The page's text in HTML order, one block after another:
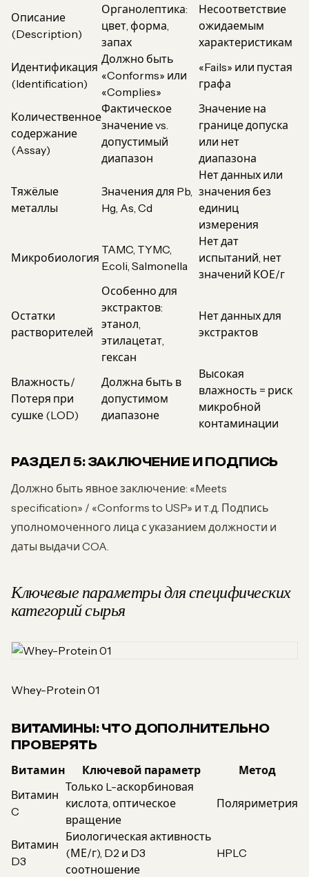
Описание
(Description)
Органолептика:
цвет, форма,
запах
Несоответствие
ожидаемым
характеристикам
Идентификация
(Identification)
Должно быть
«Conforms» или
«Complies»
«Fails» или пустая
графа
Количественное
содержание
(Assay)
Фактическое
значение vs.
допустимый
диапазон
Значение на
границе допуска
или нет
диапазона
Тяжёлые
металлы
Значения для Pb,
Hg, As, Cd
Нет данных или
значения без
единиц
измерения
Микробиология
TAMC, TYMC,
E.coli, Salmonella
Нет дат
испытаний, нет
значений КОЕ/г
Остатки
растворителей
Особенно для
экстрактов:
этанол,
этилацетат,
гексан
Нет данных для
экстрактов
Влажность/
Потеря при
сушке (LOD)
Должна быть в
допустимом
диапазоне
Высокая
влажность = риск
микробной
контаминации
РАЗДЕЛ 5: ЗАКЛЮЧЕНИЕ И ПОДПИСЬ
Должно быть явное заключение: «Meets
specification» / «Conforms to USP» и т.д. Подпись
уполномоченного лица с указанием должности и
даты выдачи COA.
Ключевые параметры для специфических
категорий сырья
Whey-Protein 01
ВИТАМИНЫ: ЧТО ДОПОЛНИТЕЛЬНО
ПРОВЕРЯТЬ
Витамин
Ключевой параметр
Метод
Витамин
C
Только L-аскорбиновая
кислота, оптическое
вращение
Поляриметрия
Витамин
D3
Биологическая активность
(МЕ/г), D2 и D3
соотношение
HPLC